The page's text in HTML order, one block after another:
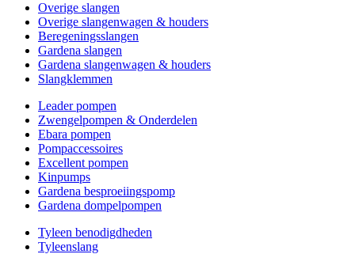
Overige slangen
Overige slangenwagen & houders
Beregeningsslangen
Gardena slangen
Gardena slangenwagen & houders
Slangklemmen
Leader pompen
Zwengelpompen & Onderdelen
Ebara pompen
Pompaccessoires
Excellent pompen
Kinpumps
Gardena besproeiingspomp
Gardena dompelpompen
Tyleen benodigdheden
Tyleenslang